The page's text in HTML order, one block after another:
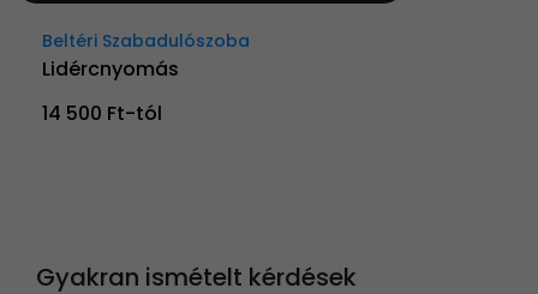
Beltéri Szabadulószoba
Lidércnyomás
14 500 Ft-tól
Gyakran ismételt kérdések